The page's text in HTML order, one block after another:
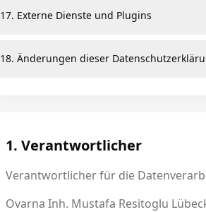
17. Externe Dienste und Plugins
18. Änderungen dieser
1. Verantwortlicher
Verantwortlicher für die
Ovarna Inh. Mustafa Resitoglu